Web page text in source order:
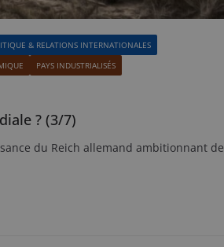
& RELATIONS INTERNATIONALES
PAYS INDUSTRIALISÉS
? (3/7)
du Reich allemand ambitionnant de